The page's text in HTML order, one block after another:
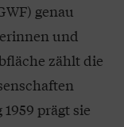
genau
und
zählt die
prägt sie